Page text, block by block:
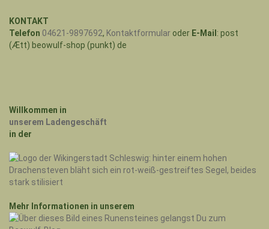
KONTAKT
Telefon 04621-9897692, Kontaktformular oder E-Mail : post
(Ætt) beowulf-shop (punkt) de
Willkommen in
unserem Ladengeschäft
in der
Mehr Informationen in unserem